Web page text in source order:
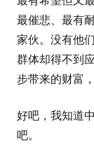
最催悲、最有
家伙。没有他
群体却得不到
步带来的财富
好吧，我知道
吧。